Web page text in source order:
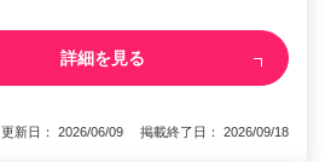
詳細を見る
更新日： 2026/06/09 掲載終了日： 2026/09/18